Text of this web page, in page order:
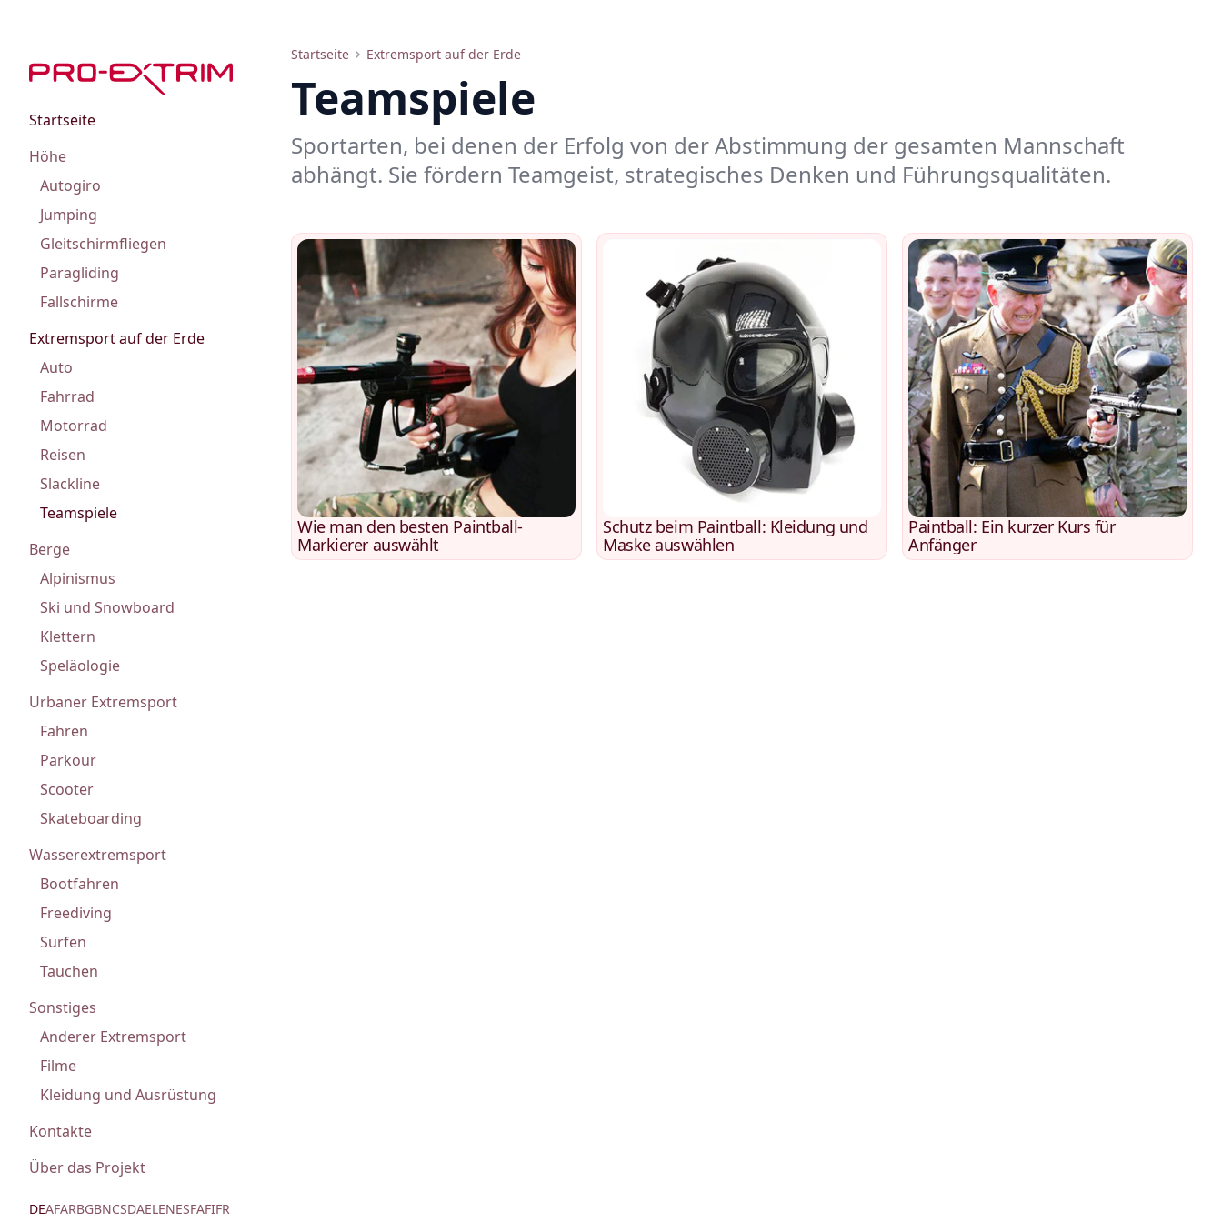
Startseite
Höhe
Autogiro
Jumping
Gleitschirmfliegen
Paragliding
Fallschirme
Extremsport auf der Erde
Auto
Fahrrad
Motorrad
Reisen
Slackline
Teamspiele
Berge
Alpinismus
Ski und Snowboard
Klettern
Speläologie
Urbaner Extremsport
Fahren
Parkour
Scooter
Skateboarding
Wasserextremsport
Bootfahren
Freediving
Surfen
Tauchen
Sonstiges
Anderer Extremsport
Filme
Kleidung und Ausrüstung
Kontakte
Über das Projekt
DEAFARBGBNCSDAELENESFAFIFR
Startseite Extremsport auf der Erde
Teamspiele
Teamspiele
Sportarten, bei denen der Erfolg von der Abstimmung der gesamten Mannschaft
abhängt. Sie fördern Teamgeist, strategisches Denken und Führungsqualitäten.
Wie man den besten Paintball-
Markierer auswählt
Schutz beim Paintball: Kleidung und
Maske auswählen
Paintball: Ein kurzer Kurs für
Anfänger